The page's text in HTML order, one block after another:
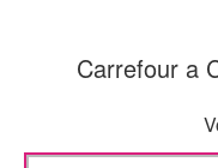
Carrefour a